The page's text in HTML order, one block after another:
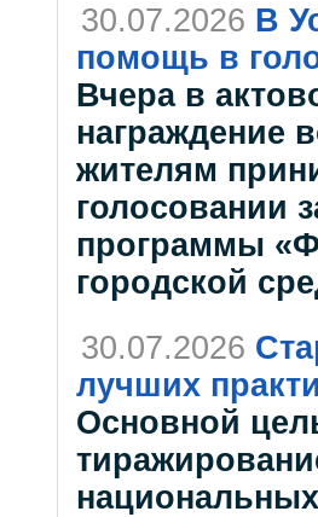
30.07.2026 В
помощь в
Вчера в
награждение
жителям
голосовании
программы
городской
30.07.2026
лучших
Основной